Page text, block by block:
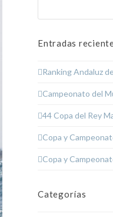
Entradas
Ranking Andaluz
Campeonato del
44 Copa del Rey
Copa y
Copa y
Categorías